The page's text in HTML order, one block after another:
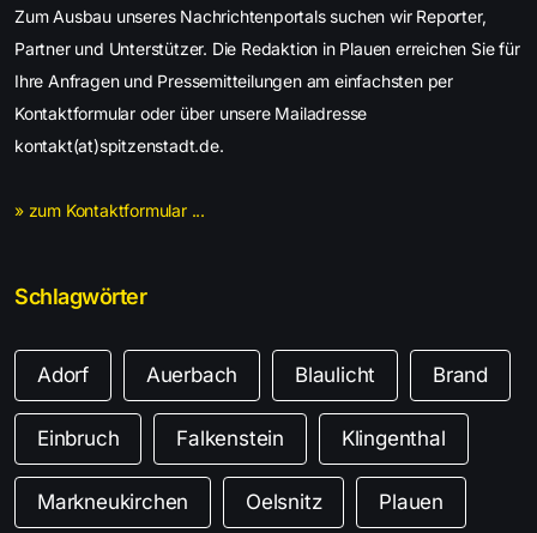
Zum Ausbau unseres Nachrichtenportals suchen wir Reporter,
Partner und Unterstützer. Die Redaktion in Plauen erreichen Sie für
Ihre Anfragen und Pressemitteilungen am einfachsten per
Kontaktformular oder über unsere Mailadresse
kontakt(at)spitzenstadt.de.
» zum Kontaktformular ...
Schlagwörter
Adorf Auerbach Blaulicht Brand
Einbruch Falkenstein Klingenthal
Markneukirchen Oelsnitz Plauen